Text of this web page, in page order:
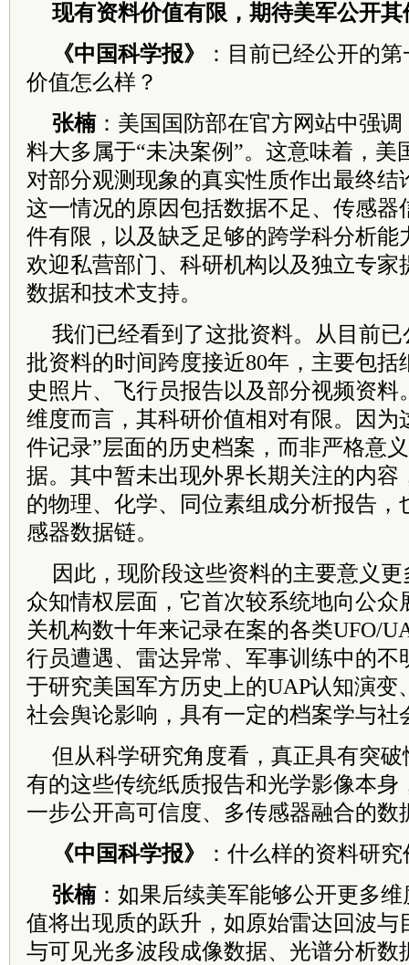
现有资料价值有限， 期待美军公开
《中国科学报》
：目前已经公开的
价值怎么样？
张楠：美国国防部在官方网站中强
料大多属于“未决案例”。这意味着，美
对部分观测现象的真实性质作出最终结
这一情况的原因包括数据不足、传感器
件有限，以及缺乏足够的跨学科分析能
欢迎私营部门、科研机构以及独立专家
数据和技术支持。
我们已经看到了这批资料。从目前
批资料的时间跨度接近80年，主要包括
史照片、飞行员报告以及部分视频资料
维度而言，其科研价值相对有限。因为
件记录”层面的历史档案，而非严格意
据。其中暂未出现外界长期关注的内容
的物理、化学、同位素组成分析报告，
感器数据链。
因此，现阶段这些资料的主要意义
众知情权层面，它首次较系统地向公众
关机构数十年来记录在案的各类UFO/
行员遭遇、雷达异常、军事训练中的不
于研究美国军方历史上的UAP认知演变
社会舆论影响，具有一定的档案学与社
但从科学研究角度看，真正具有突
有的这些传统纸质报告和光学影像本身
一步公开高可信度、多传感器融合的数
《中国科学报》
：什么样的资料研
张楠：如果后续美军能够公开更多
值将出现质的跃升，如原始雷达回波与
与可见光多波段成像数据、光谱分析数